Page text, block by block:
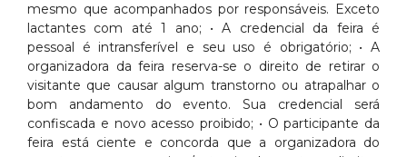
mesmo que acompanhados por responsáveis. Exceto
lactantes com até 1 ano; • A credencial da feira é
pessoal é intransferível e seu uso é obrigatório; • A
organizadora da feira reserva-se o direito de retirar o
visitante que causar algum transtorno ou atrapalhar o
bom andamento do evento. Sua credencial será
confiscada e novo acesso proibido; • O participante da
feira está ciente e concorda que a organizadora do